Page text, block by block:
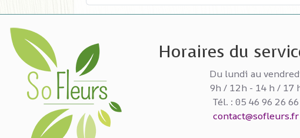
Horaires du
Du lundi au
9h / 12h - 14 h / 17
Tél. : 05 46 96 26 66
contact@sofleurs.fr